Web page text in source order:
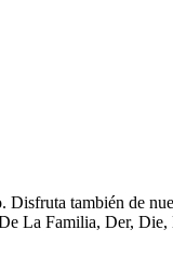
también de
La Familia, Der,